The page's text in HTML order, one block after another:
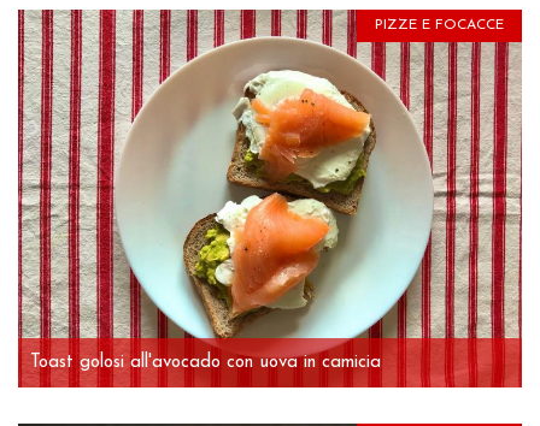
PIZZE E FOCACCE
Toast golosi all'avocado con uova in camicia